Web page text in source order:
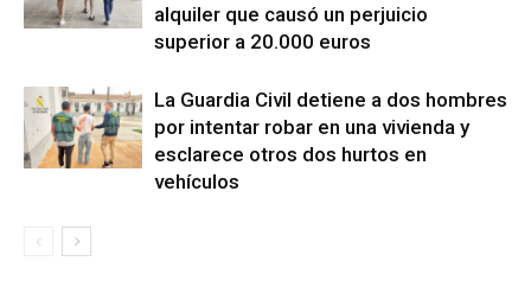
alquiler que causó un perjuicio
superior a 20.000 euros
La Guardia Civil detiene a dos hombres
por intentar robar en una vivienda y
esclarece otros dos hurtos en
vehículos